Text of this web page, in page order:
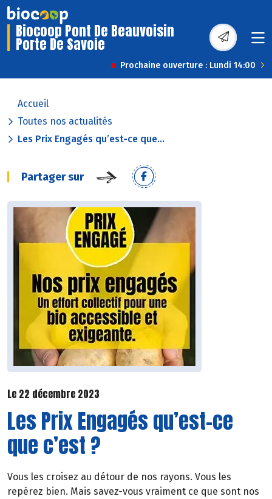
Biocoop Pont De Beauvoisin
Porte De Savoie
Prochaine ouverture : Lundi 14:00
Accueil
Toutes nos actualités
Les Prix Engagés qu’est-ce que...
Partager sur
Le 22 décembre 2023
Les Prix Engagés qu’est-ce
que c’est ?
Vous les croisez au détour de nos rayons. Vous les
repérez bien. Mais savez-vous vraiment ce que sont nos